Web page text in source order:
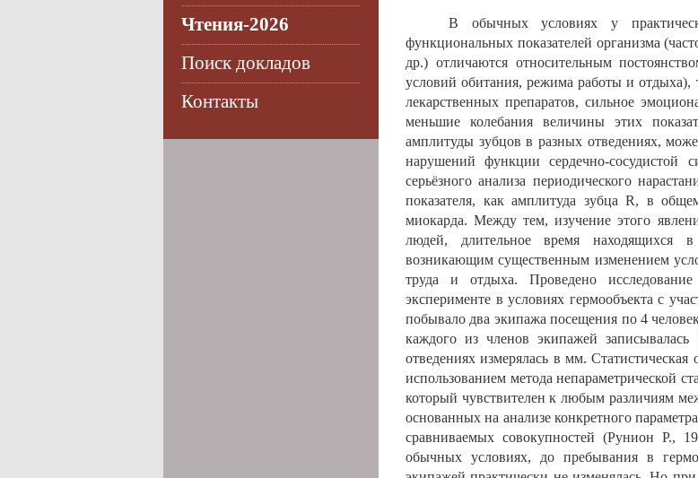
Чтения-2026
Поиск докладов
Контакты
В обычных условиях у
функциональных показателей организма
др.) отличаются относительным
условий обитания, режима работы и отдыха),
лекарственных препаратов, сильное
меньшие колебания величины этих
амплитуды зубцов в разных отведениях,
нарушений функции сердечно-
серьёзного анализа периодического
показателя, как амплитуда зубца R, в
миокарда. Между тем, изучение этого
людей, длительное время находящихся
возникающим существенным изменением
труда и отдыха. Проведено
эксперименте в условиях гермообъекта с
побывало два экипажа посещения по 4
каждого из членов экипажей
отведениях измерялась в мм. Статистическая
использованием метода непараметрической
который чувствителен к любым различиям
основанных на анализе конкретного
сравниваемых совокупностей (Рунион Р.,
обычных условиях, до пребывания в